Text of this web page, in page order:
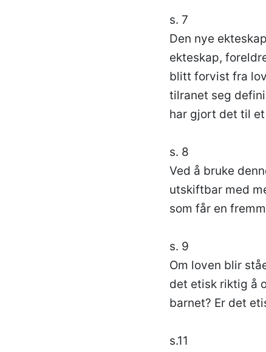
s. 7
Den nye
ekteskap,
blitt forvist fra
tilranet seg
har gjort det til
s. 8
Ved å bruke
utskiftbar med
som får en
s. 9
Om loven blir
det etisk riktig å
barnet? Er det
s.11